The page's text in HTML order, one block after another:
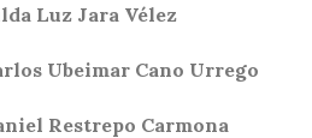
Luz Jara Vélez
Ubeimar Cano Urrego
Restrepo Carmona